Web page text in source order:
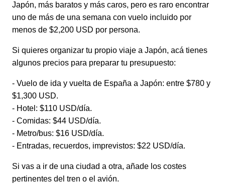
Japón, más baratos y más caros, pero es raro encontrar
uno de más de una semana con vuelo incluido por
menos de $2,200 USD por persona.
Si quieres organizar tu propio viaje a Japón, acá tienes
algunos precios para preparar tu presupuesto:
- Vuelo de ida y vuelta de España a Japón: entre $780 y
$1,300 USD.
- Hotel: $110 USD/día.
- Comidas: $44 USD/día.
- Metro/bus: $16 USD/día.
- Entradas, recuerdos, imprevistos: $22 USD/día.
Si vas a ir de una ciudad a otra, añade los costes
pertinentes del tren o el avión.